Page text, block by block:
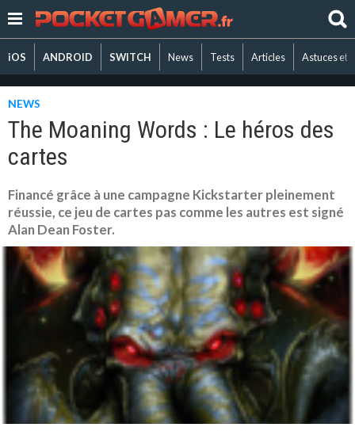
iOS ANDROID SWITCH News Tests Articles Astuces et
NEWS
The Moaning Words : Le héros des
cartes
Financé grâce à une campagne Kickstarter pleinement
réussie, ce jeu de cartes pas comme les autres est signé
Alan Dean Foster.